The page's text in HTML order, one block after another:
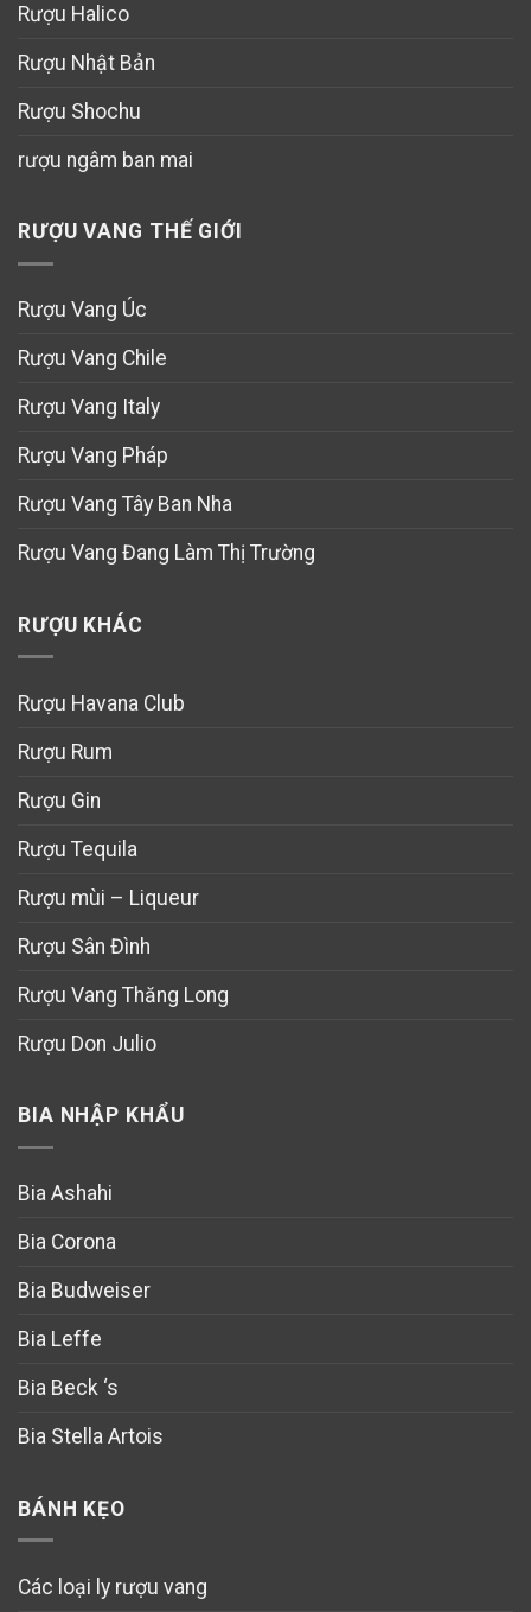
Rượu Halico
Rượu Nhật Bản
Rượu Shochu
rượu ngâm ban mai
RƯỢU VANG THẾ GIỚI
Rượu Vang Úc
Rượu Vang Chile
Rượu Vang Italy
Rượu Vang Pháp
Rượu Vang Tây Ban Nha
Rượu Vang Đang Làm Thị Trường
RƯỢU KHÁC
Rượu Havana Club
Rượu Rum
Rượu Gin
Rượu Tequila
Rượu mùi – Liqueur
Rượu Sân Đình
Rượu Vang Thăng Long
Rượu Don Julio
BIA NHẬP KHẨU
Bia Ashahi
Bia Corona
Bia Budweiser
Bia Leffe
Bia Beck ‘s
Bia Stella Artois
BÁNH KẸO
Các loại ly rượu vang